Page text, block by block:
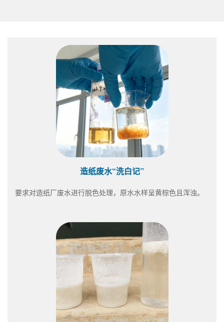
造纸废水“洗白记”
要求对造纸厂废水进行脱色处理，原水水样呈黄棕色且浑浊。